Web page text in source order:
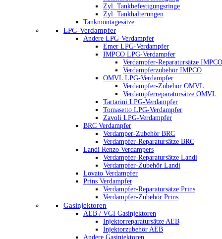
Zyl. Tankbefestigungsringe
Zyl. Tankhalterungen
Tankmontagesätze
LPG-Verdampfer
Andere LPG-Verdampfer
Emer LPG-Verdampfer
IMPCO LPG-Verdampfer
Verdampfer-Reparatursätze IMPCO
Verdampferzubehör IMPCO
OMVL LPG-Verdampfer
Verdampfer-Zubehör OMVL
Verdampferreparatursätze OMVL
Tartarini LPG-Verdampfer
Tomasetto LPG-Verdampfer
Zavoli LPG-Verdampfer
BRC Verdampfer
Verdamper-Zubehör BRC
Verdampfer-Reparatursätze BRC
Landi Renzo Verdampers
Verdampfer-Reparatursätze Landi
Verdampfer-Zubehör Landi
Lovato Verdampfer
Prins Verdampfer
Verdampfer-Reparatursätze Prins
Verdampfer-Zubehör Prins
Gasinjektoren
AEB / VGI Gasinjektoren
Injektorreparatursätze AEB
Injektorzubehör AEB
Andere Gasinjektoren